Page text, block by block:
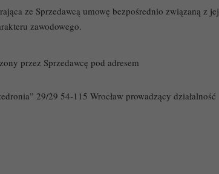
ze Sprzedawcą umowę bezpośrednio związaną z jej
zawodowego.
przez Sprzedawcę pod adresem
29/29 54-115 Wrocław prowadzący działalność